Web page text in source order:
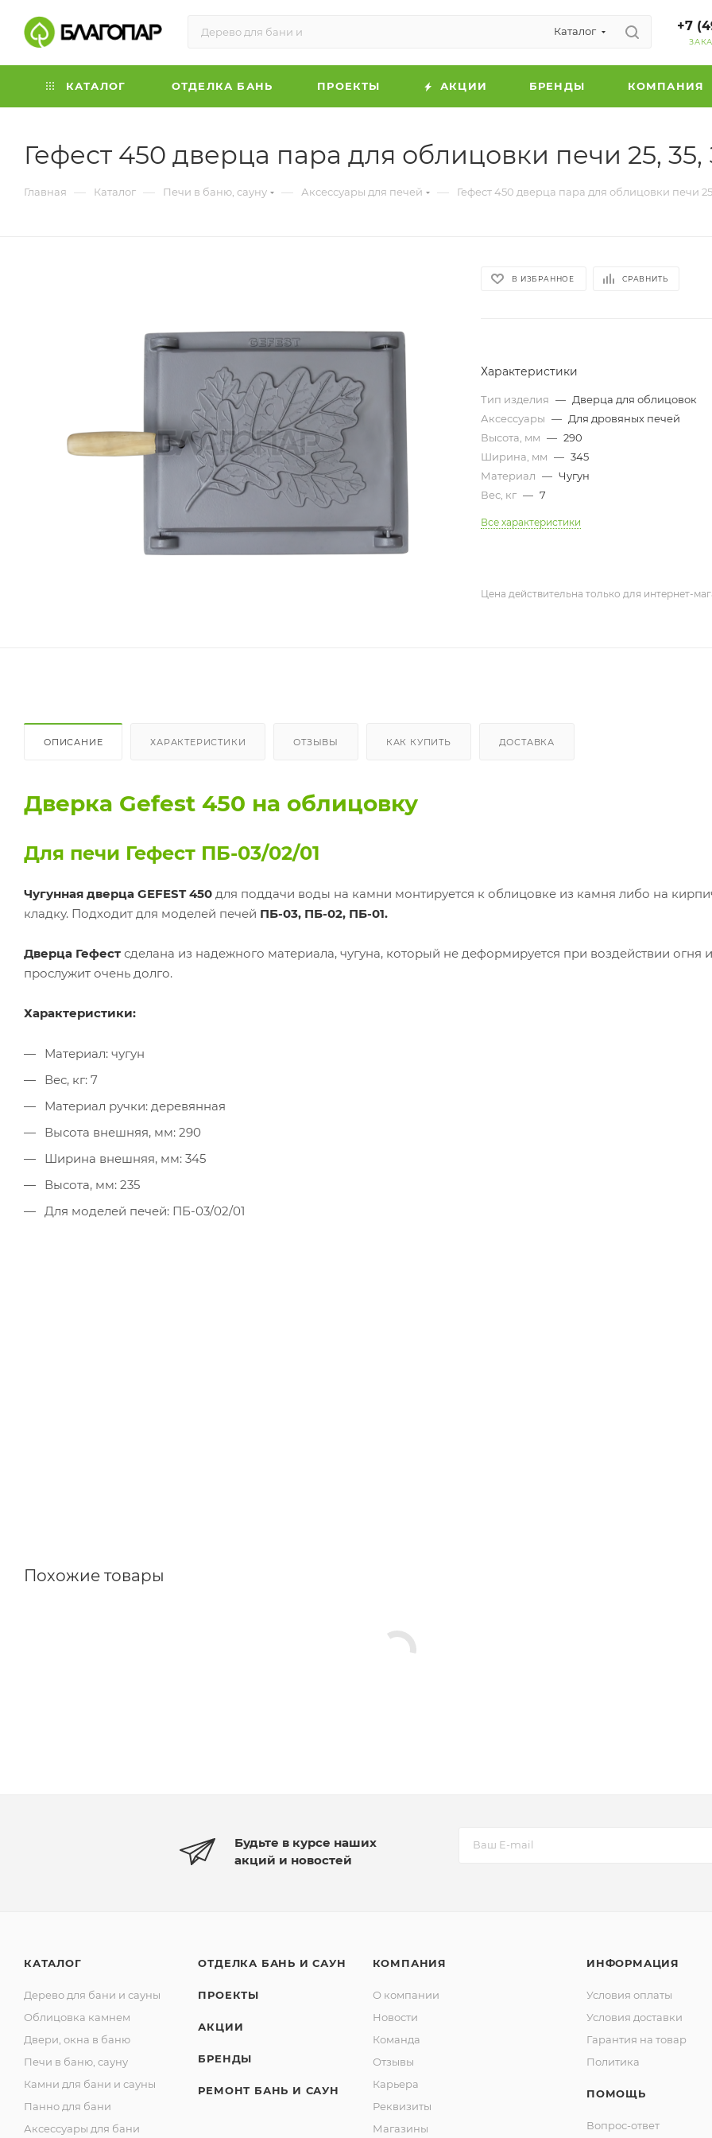
Каталог +7
КАТАЛОГ ОТДЕЛКА БАНЬ ПРОЕКТЫ АКЦИИ БРЕНДЫ КОМПАНИЯ
Гефест 450 дверца пара для облицовки печи 25, 35,
Главная — Каталог — Печи в баню, сауну — Аксессуары для печей — Гефест 450 дверца пара для облицовки печи
В ИЗБРАННОЕ СРАВНИТЬ
Характеристики
Тип изделия — Дверца для облицовок
Аксессуары — Для дровяных печей
Высота, мм — 290
Ширина, мм — 345
Материал — Чугун
Вес, кг — 7
Все характеристики
Цена действительна только для интернет-
ОПИСАНИЕ ХАРАКТЕРИСТИКИ ОТЗЫВЫ КАК КУПИТЬ ДОСТАВКА
Дверка Gefest 450 на облицовку
Для печи Гефест ПБ-03/02/01
Чугунная дверца GEFEST 450 для поддачи воды на камни монтируется к облицовке из камня либо на
кладку. Подходит для моделей печей ПБ-03, ПБ-02, ПБ-01.
Дверца Гефест сделана из надежного материала, чугуна, который не деформируется при воздействии огня и
прослужит очень долго.
Характеристики:
Материал: чугун
Вес, кг: 7
Материал ручки: деревянная
Высота внешняя, мм: 290
Ширина внешняя, мм: 345
Высота, мм: 235
Для моделей печей: ПБ-03/02/01
Похожие товары
Будьте в курсе наших
акций и новостей
КАТАЛОГ
Дерево для бани и сауны
Облицовка камнем
Двери, окна в баню
Печи в баню, сауну
Камни для бани и сауны
Панно для бани
Аксессуары для бани
ОТДЕЛКА БАНЬ И САУН
ПРОЕКТЫ
АКЦИИ
БРЕНДЫ
РЕМОНТ БАНЬ И САУН
КОМПАНИЯ
О компании
Новости
Команда
Отзывы
Карьера
Реквизиты
Магазины
ИНФОРМАЦИЯ
Условия оплаты
Условия доставки
Гарантия на товар
Политика
ПОМОЩЬ
Вопрос-ответ